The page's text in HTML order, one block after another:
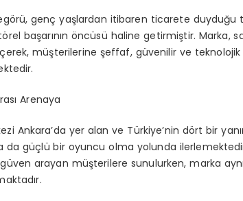
genç yaşlardan itibaren ticarete
başarının öncüsü haline getirmiştir.
müşterilerine şeffaf, güvenilir ve teknolojik
Arenaya
Ankara’da yer alan ve Türkiye’nin dört bir
da güçlü bir oyuncu olma yolunda
arayan müşterilere sunulurken, marka